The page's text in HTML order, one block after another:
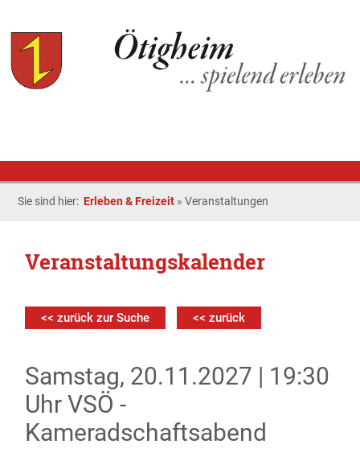
Sie sind hier: Erleben & Freizeit »Veranstaltungen
Veranstaltungskalender
<< zurück zur Suche << zurück
Samstag, 20.11.2027 | 19:30
Uhr VSÖ -
Kameradschaftsabend